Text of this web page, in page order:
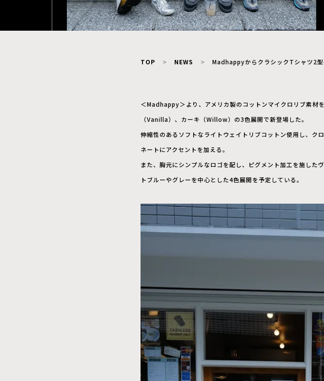
TOP NEWS MadhappyからクラシックTシャツ2
＜Madhappy＞より、アメリカ製のコットンマイクロリブ素
（Vanilla）、カーキ（Willow）の3色展開で新登場した。
伸縮性のあるソフトなライトウェイトリブコットン使用し、ク
ネートにアクセントを加える。
また、胸元にシンプルなロゴを配し、ピグメント加工を施し
トブルーやグレーを中心とした4色展開を予定している。